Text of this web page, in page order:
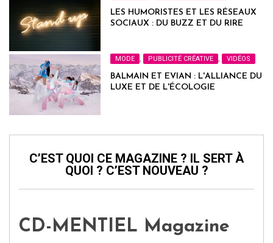
LES HUMORISTES ET LES RÉSEAUX
SOCIAUX : DU BUZZ ET DU RIRE
MODE PUBLICITÉ CRÉATIVE VIDÉOS
BALMAIN ET EVIAN : L'ALLIANCE DU
LUXE ET DE L'ÉCOLOGIE
C’EST QUOI CE MAGAZINE ? IL SERT À
QUOI ? C’EST NOUVEAU ?
CD-MENTIEL Magazine